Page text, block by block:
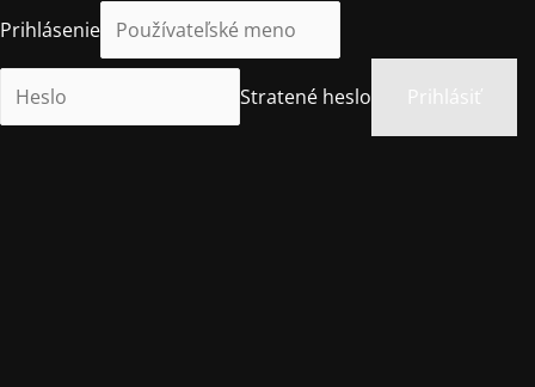
Prihlásenie
Stratené heslo